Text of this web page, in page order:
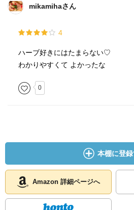
mikamihaさん
4
ハーブ好きにはたまらない♡
わかりやすくて よかったな
0
本棚に登
Amazon 詳細ページへ